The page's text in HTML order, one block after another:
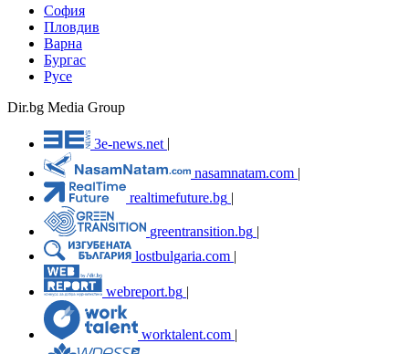
София
Пловдив
Варна
Бургас
Русе
Dir.bg Media Group
3e-news.net
nasamnatam.com |
realtimefuture.bg |
greentransition.bg |
lostbulgaria.com |
webreport.bg
worktalent.com |